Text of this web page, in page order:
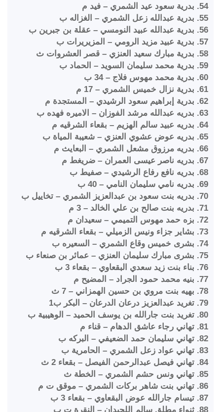
54. بدرية سعود عيد الشمري – فيد م
55. بدرية عبدالله زعل الشمري – الغزاله ب
56. بدرية عبدالله عبيد النومسي – عقلة بن جبرين ب
57. بدرية عبيد مزيد الرومي – المزيريرات ب
58. بدرية مبارك سعيد العنزي – قصر العشروات ث
59. بدرية محمد سليمان السويد – الحماد ب
60. بدرية محمد مهوس فلاج – 34 ب
61. بدرية نزال خميس الشمري – 17 م
62. بدرية إبراهيم سعود الرشيدي – المستجدة م
63. بدريه عبدالله مرشد الفوزان – الاميره فهده ب
64. بدريه عبيد سالم الهزيم – بقعاء الشرقيه م
65. بدريه عوض عشوي العنزي – شعيبة المياة ب
66. بدريه مرزوق مشعل الشمري – البعايث م
67. بدريه ناصر عيسى العمران – ضريغط م
68. بدريه نافع رفاع الرشيدي – صفيط ب
69. بدريه نامي سليمان النامي – 40 ب
70. بدريه بنت سعود بن عبدالعزيز الشمري – تخاييل ب
71. بدريه بنت صالح بن علي الخالد – 3 م
72. بزه حمد مهوس التميمي – سعيدان م
73. بشاير جزاء ونيس الزميلي – بقعاء الشرقيه م
74. بشرى خميس وقاع الشمري – السعيره ب
75. بشرى مبارك سليمان العنزي – عمائر بن صنعاء ب
76. بناء بنت زيد سعدي البقعاوي – بقعاء 3 ب
77. بنيه محمد حمود الجراد – المضيح م
78. بهيه بنت مروي بن حسين الهمزاني – 7 ث
79. تغريد عبدالعزيز درعان الدرعان – البكر ب1
80. تغريد بنت جارالله بن يوسف الحميد – الوهيبية ب
81. تهاني رجاء عاشق الدهام – قناء م
82. تهاني سليمان حمد الضعيفي – البركه ب
83. تهاني عواد زعل الشمري – الحامرية ب
84. تهاني فيصل عبدالرحمن الفيصل – بقعاء 2 ث
85. تهاني ونس حشم الشمري – الخطة ث
86. تهاني بنت شاهر بركات الشمري – موقق ت م
87. تيسام جارالله عوض البقعاوي – بقعاء 3 ب
88. ثنواء مطلق سالم اللحيدان – النقرة ت ب